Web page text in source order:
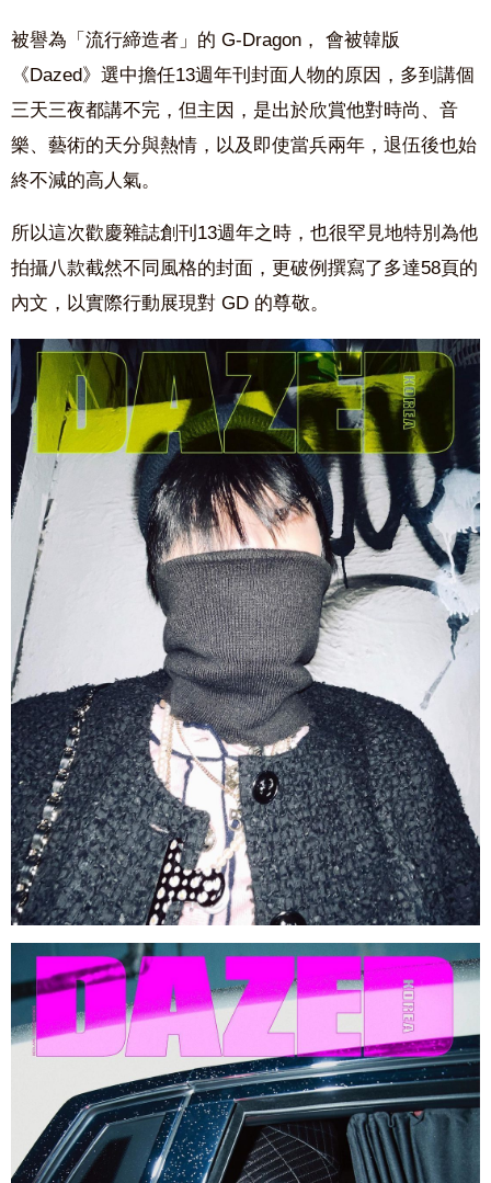
被譽為「流行締造者」的 G-Dragon，
會被韓版
《Dazed》 選中擔任13週年刊封面人物的原因，多到講個
三天三夜都講不完，但主因，是出於欣賞他對時尚、音
樂、藝術的天分與熱情，以及即使當兵兩年，退伍後也始
終不減的高人氣。
所以這次歡慶雜誌創刊13週年之時，也很罕見地特別為他
拍攝八款截然不同風格的封面，更破例撰寫了多達58頁的
內文，以實際行動展現對 GD 的尊敬。